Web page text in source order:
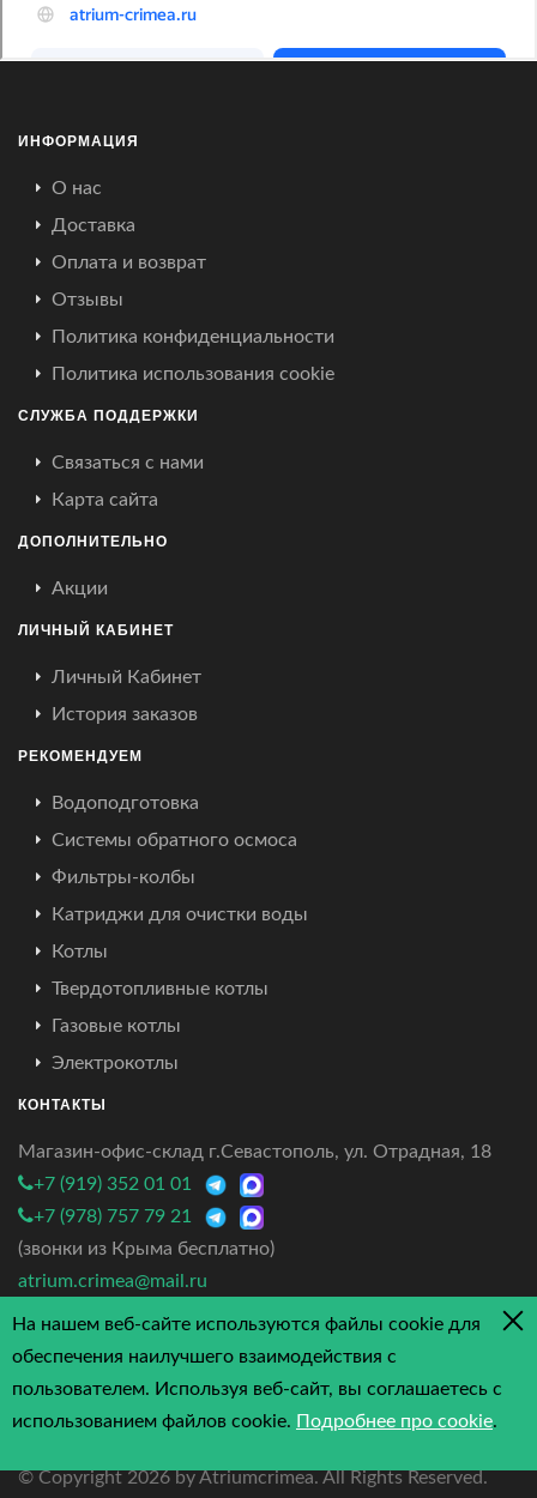
ИНФОРМАЦИЯ
О нас
Доставка
Оплата и возврат
Отзывы
Политика конфиденциальности
Политика использования cookie
СЛУЖБА ПОДДЕРЖКИ
Связаться с нами
Карта сайта
ДОПОЛНИТЕЛЬНО
Акции
ЛИЧНЫЙ КАБИНЕТ
Личный Кабинет
История заказов
РЕКОМЕНДУЕМ
Водоподготовка
Системы обратного осмоса
Фильтры-колбы
Катриджи для очистки воды
Котлы
Твердотопливные котлы
Газовые котлы
Электрокотлы
КОНТАКТЫ
Магазин-офис-склад г.Севастополь, ул. Отрадная, 18
+7 (919) 352 01 01
+7 (978) 757 79 21
(звонки из Крыма бесплатно)
atrium.crimea@mail.ru
4.7/5 - 3 отзыва
© Copyright 2026 by Atriumcrimea. All Rights Reserved.
На нашем веб-сайте используются файлы cookie для
обеспечения наилучшего взаимодействия с
пользователем. Используя веб-сайт, вы соглашаетесь с
использованием файлов cookie. Подробнее про cookie.